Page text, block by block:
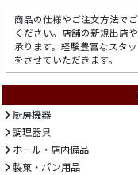
商品の仕様やご注文方法で
ください。店舗の新規出店
承ります。経験豊富なスタ
をさせていただきます。
厨房機器
調理器具
ホール・店内備品
製菓・パン用品